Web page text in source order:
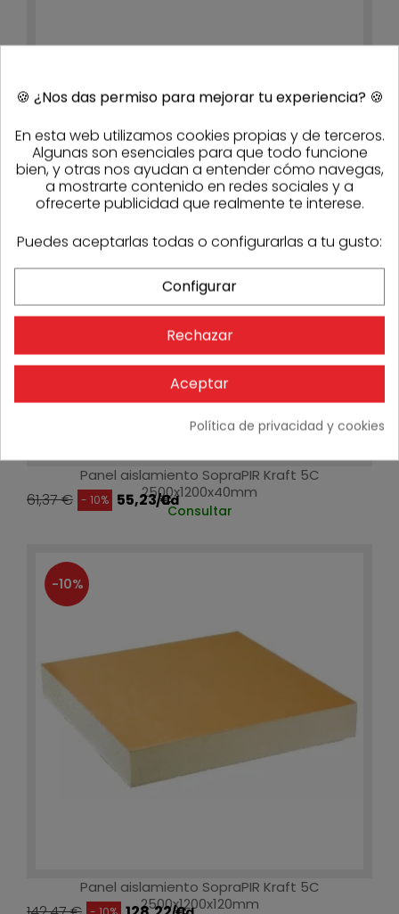
117,47 € 105,72 €
/ud
Consultar
-10%
Panel aislamiento SopraPIR Kraft 5C
2500x1200x40mm
61,37 € - 10% 55,23 €
/ud
Consultar
-10%
Panel aislamiento SopraPIR Kraft 5C
2500x1200x120mm
🍪 ¿Nos das permiso para mejorar tu experiencia? 🍪
En esta web utilizamos cookies propias y de terceros.
Algunas son esenciales para que todo funcione
bien, y otras nos ayudan a entender cómo navegas,
a mostrarte contenido en redes sociales y a
ofrecerte publicidad que realmente te interese.
Puedes aceptarlas todas o configurarlas a tu gusto:
Configurar
Rechazar
Aceptar
Política de privacidad y cookies